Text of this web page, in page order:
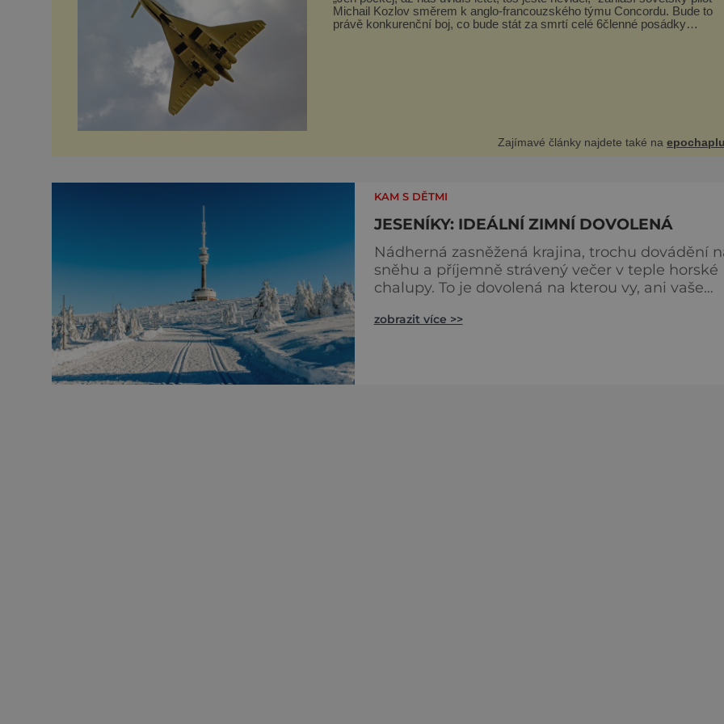
Michail Kozlov směrem k anglo-francouzského týmu Concordu. Bude to
právě konkurenční boj, co bude stát za smrtí celé 6členné posádky
Zajímavé články najdete také na
KAM S DĚTMI
JESENÍKY: IDEÁLNÍ ZIMNÍ DOVOLENÁ
Nádherná zasněžená krajina, trochu dovádění
sněhu a příjemně strávený večer v teple horské
chalupy. To je dovolená na kterou vy, ani vaše
podhůřím nabízejí řadu středisek zimních sportů,
zobrazit více >>